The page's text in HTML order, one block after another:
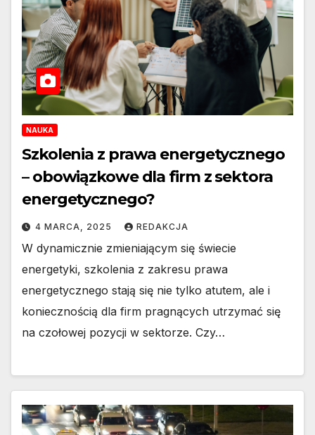
NAUKA
Szkolenia z prawa energetycznego
– obowiązkowe dla firm z sektora
energetycznego?
4 MARCA, 2025 REDAKCJA
W dynamicznie zmieniającym się świecie
energetyki, szkolenia z zakresu prawa
energetycznego stają się nie tylko atutem, ale i
koniecznością dla firm pragnących utrzymać się
na czołowej pozycji w sektorze. Czy…